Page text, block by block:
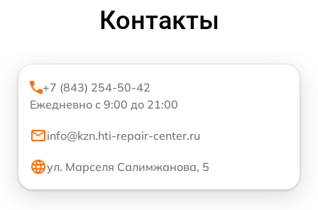
Контакты
+7 (843) 254-50-42
Ежедневно с 9:00 до 21:00
info@kzn.hti-repair-center.ru
ул. Марселя Салимжанова, 5